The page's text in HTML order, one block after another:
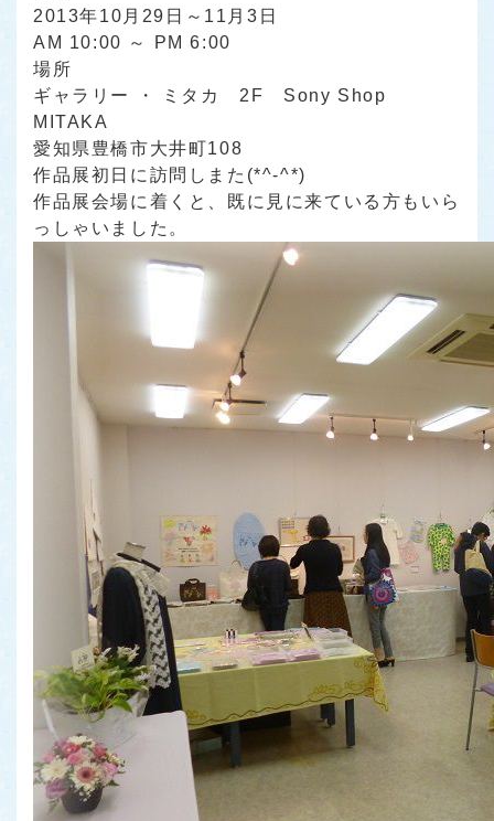
2013年10月29日～11月3日
AM 10:00 ～ PM 6:00
場所
ギャラリー ・ ミタカ 2F Sony Shop
MITAKA
愛知県豊橋市大井町108
作品展初日に訪問しまた(*^-^*)
作品展会場に着くと、既に見に来ている方もいら
っしゃいました。